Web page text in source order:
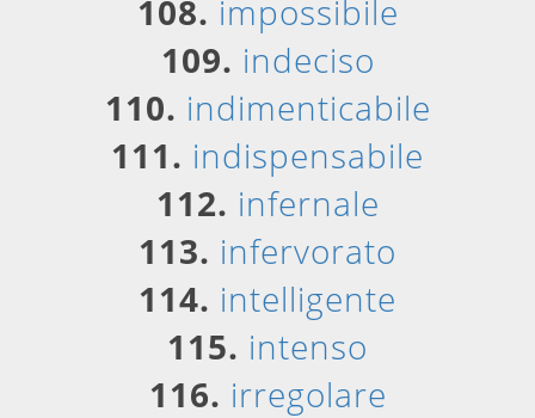
108. impossibile
109. indeciso
110. indimenticabile
111. indispensabile
112. infernale
113. infervorato
114. intelligente
115. intenso
116. irregolare